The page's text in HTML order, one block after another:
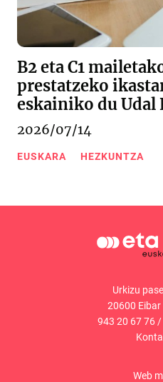
B2 eta C1
prestatzeko
eskainiko du Udal
2026/07/14
EUSKARA HEZKUNTZA
Urkizu
20600
943 20 67 76 /
Web